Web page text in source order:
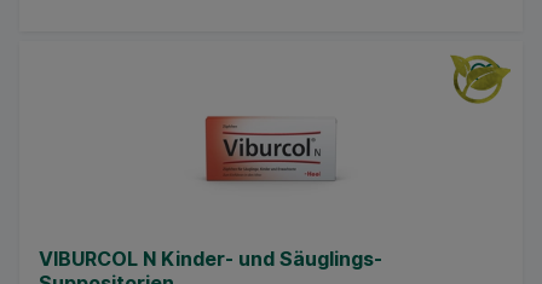
VIBURCOL N Kinder- und Säuglings-